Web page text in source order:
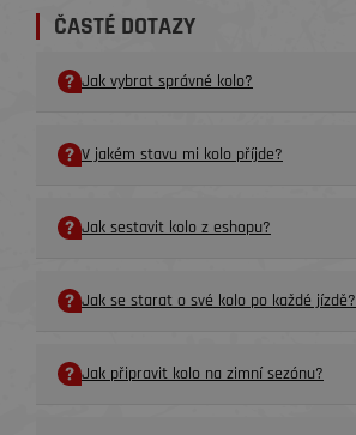
ČASTÉ DOTAZY
Jak vybrat správné kolo?
V jakém stavu mi kolo příjde?
Jak sestavit kolo z eshopu?
Jak se starat o své kolo po každé jízdě?
Jak připravit kolo na zimní sezónu?